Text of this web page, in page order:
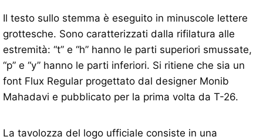
Il testo sullo stemma è eseguito in minuscole lettere
grottesche. Sono caratterizzati dalla rifilatura alle
estremità: “t” e “h” hanno le parti superiori smussate,
“p” e “y” hanno le parti inferiori. Si ritiene che sia un
font Flux Regular progettato dal designer Monib
Mahadavi e pubblicato per la prima volta da T-26.
La tavolozza del logo ufficiale consiste in una